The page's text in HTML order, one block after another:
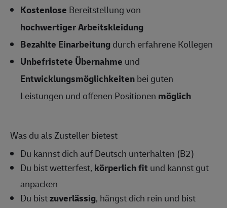
Kostenlose Bereitstellung von
hochwertiger Arbeitskleidung
Bezahlte Einarbeitungdurch erfahrene Kollegen
Unbefristete Übernahme und
Entwicklungsmöglichkeitenbei guten
Leistungen und offenen Positionen möglich
Was du als Zusteller bietest
Du kannst dich auf Deutsch unterhalten (B2)
Du bist wetterfest, körperlich fit und kannst gut
anpacken
Du bistzuverlässig, hängst dich rein und bist